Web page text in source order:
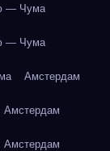
— Чума
— Чума
Амстердам
Амстердам
Амстердам